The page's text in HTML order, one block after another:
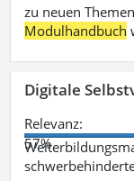
zu neuen
Modulhandbuch
Digitale
Relevanz:
57%